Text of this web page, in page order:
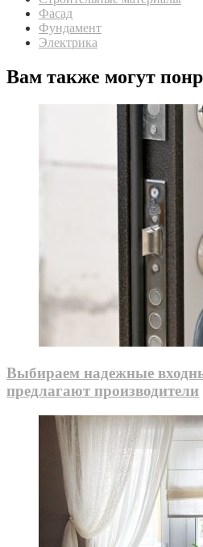
Фасад
Фундамент
Электрика
Вам также могут
Выбираем надежные
предлагают производители